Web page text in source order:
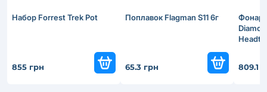
Набор Forrest Trek Pot
855 грн
Поплавок Flagman S11 6г
65.3 грн 809.1